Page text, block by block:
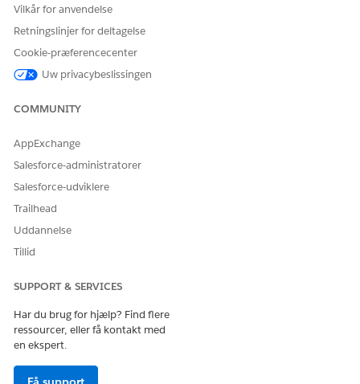
Disse handlinger kører automatisk under din samtale med
den specialiserede agent.
Besvar spørgsmål med Knowledge
Hent berettigede servicekatalogelementer
Hent produkt lanceringskort
Anmodning om programfejllogfiler til fejlretning
problem.
Ryan: Jeg skal bruge fejllogfiler fra produktions-API'en
for de sidste 24 timer. Vi undersøger en
kunderapporteret 500-fejl.
AI-agent: Jeg kan hente disse logfiler til dig. Skal du kun
Vilkår for anvendelse
Retningslinjer for deltagelse
Cookie-præferencecenter
Uw privacybeslissingen
COMMUNITY
AppExchange
Salesforce-administratorer
Salesforce-udviklere
Trailhead
Uddannelse
Tillid
SUPPORT & SERVICES
Har du brug for hjælp? Find flere
ressourcer, eller få kontakt med
en ekspert.